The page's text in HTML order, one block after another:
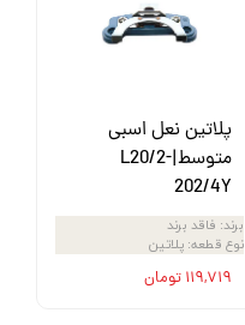
پلاتین نعل اسبی
متوسط|L20/2-
202/4Y
برند: فاقد برند
نوع قطعه: پلاتین
۱۱۹,۷۱۹ تومان